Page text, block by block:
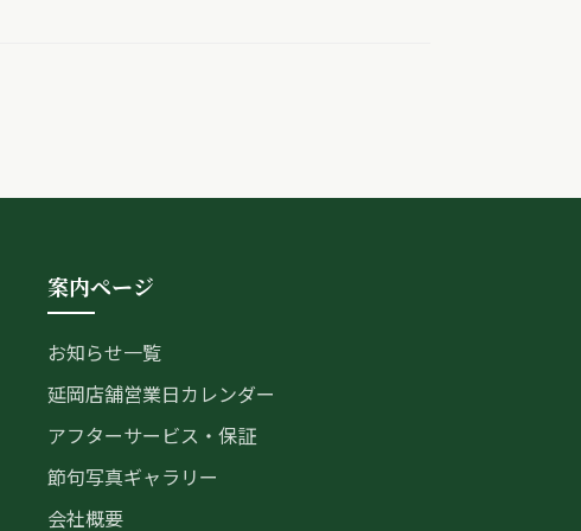
案内ページ
お知らせ一覧
延岡店舗営業日カレンダー
アフターサービス・保証
節句写真ギャラリー
会社概要